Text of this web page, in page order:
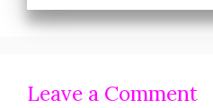
Leave a Comment